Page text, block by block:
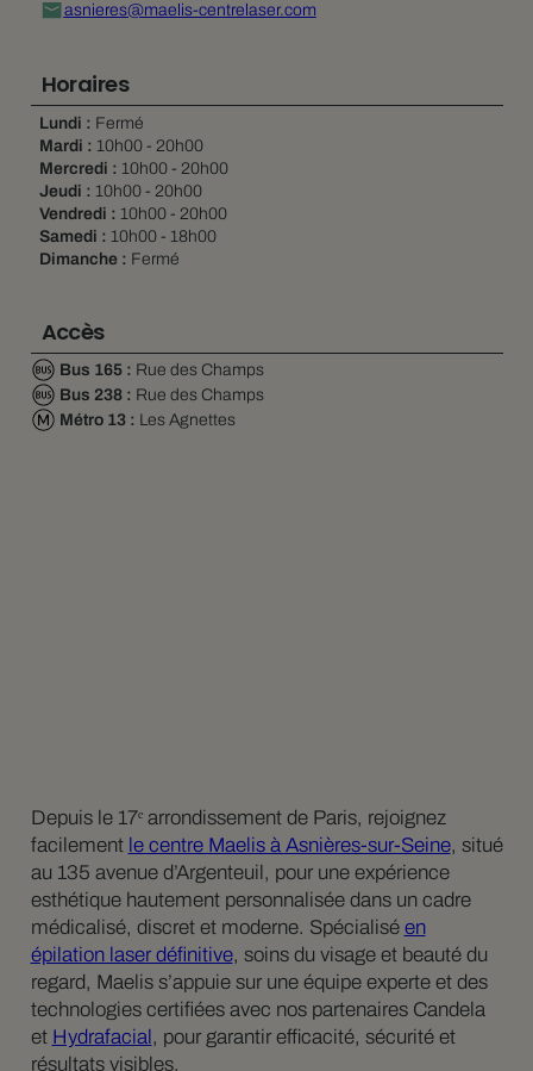
asnieres@maelis-centrelaser.com
Horaires
Lundi : Fermé
Mardi : 10h00 - 20h00
Mercredi : 10h00 - 20h00
Jeudi : 10h00 - 20h00
Vendredi : 10h00 - 20h00
Samedi : 10h00 - 18h00
Dimanche : Fermé
Accès
Bus 165 : Rue des Champs
Bus 238 : Rue des Champs
Métro 13 : Les Agnettes
Depuis le 17ᵉ arrondissement de Paris, rejoignez
facilement le centre Maelis à Asnières-sur-Seine, situé
au 135 avenue d’Argenteuil, pour une expérience
esthétique hautement personnalisée dans un cadre
médicalisé, discret et moderne. Spécialisé en
épilation laser définitive, soins du visage et beauté du
regard, Maelis s’appuie sur une équipe experte et des
technologies certifiées avec nos partenaires Candela
et Hydrafacial, pour garantir efficacité, sécurité et
résultats visibles.